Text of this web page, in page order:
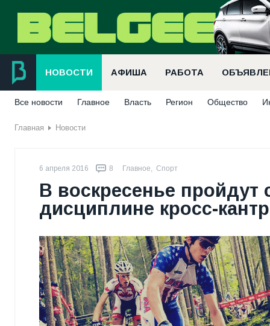
НОВОСТИ АФИША РАБОТА
Все новости Главное Власть Регион Общество
Главная Новости
6 апреля 2016 8 Главное, Спорт
В воскресенье пройдут
дисциплине кросс-